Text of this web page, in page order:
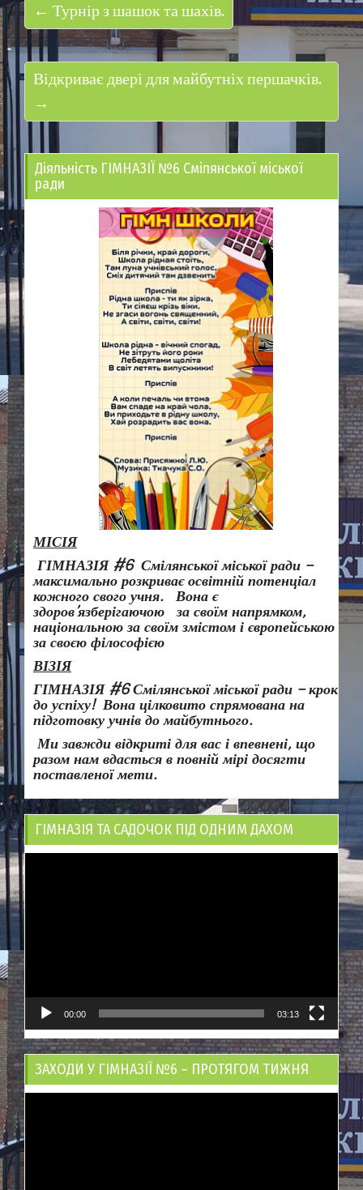
← Турнір з шашок та шахів.
Відкриває двері для майбутніх першачків.
→
Діяльність ГІМНАЗІЇ №6 Смілянської міської
ради
МІСІЯ
ГІМНАЗІЯ #6 Смілянської міської ради –
максимально розкриває освітній потенціал
кожного свого учня.
Вона є
здоров’язберігаючою за своїм напрямком,
національною за своїм змістом і європейською
за своєю філософією
ВІЗІЯ
ГІМНАЗІЯ #6 Смілянської міської ради – крок
до успіху! Вона цілковито спрямована на
підготовку учнів до майбутнього.
Ми завжди відкриті для вас і впевнені, що
разом нам вдасться в повній мірі досягти
поставленої мети.
ГІМНАЗІЯ ТА САДОЧОК ПІД ОДНИМ ДАХОМ
00:00 03:13
ЗАХОДИ У ГІМНАЗІЇ №6 – ПРОТЯГОМ ТИЖНЯ